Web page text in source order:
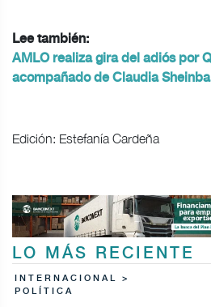
Lee también:
AMLO realiza gira del adiós por
acompañado de Claudia
Edición: Estefanía Cardeña
LO MÁS RECIENTE
INTERNACIONAL >
POLÍTICA